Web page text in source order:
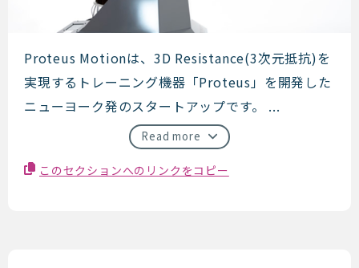
Proteus Motion
Proteus Motionは、3D Resistance(3次元抵抗)を
実現するトレーニング機器「Proteus」を開発した
ニューヨーク発のスタートアップです。 ...
Read more
このセクションへのリンクをコピー